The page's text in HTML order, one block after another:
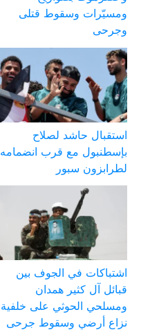
ومسيّرات وسقوط قتلى
وجرحى
استقبال حاشد لصلاح
بإسطنبول مع قرب انضمامه
لطرابزون سبور
اشتباكات في الجوف بين
قبائل آل كثير همدان
ومسلحي الحوثي على خلفية
نزاع أرضي وسقوط جرحى